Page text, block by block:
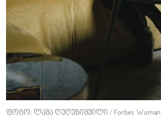
ფოტო: ლაშა ღუღუნიშვილი / Forbes Woman